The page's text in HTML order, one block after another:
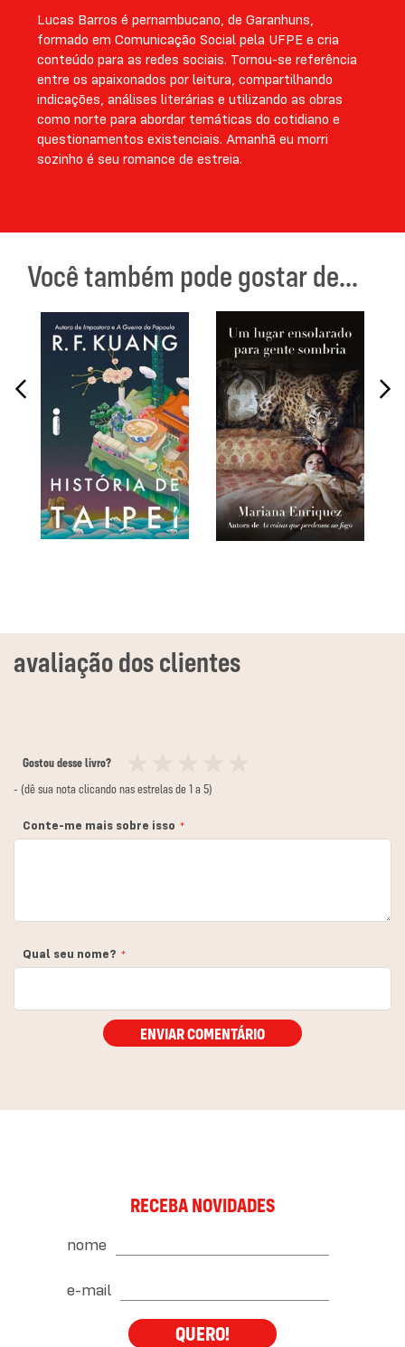
Lucas Barros é pernambucano, de Garanhuns,
formado em Comunicação Social pela UFPE e cria
conteúdo para as redes sociais. Tornou-se referência
entre os apaixonados por leitura, compartilhando
indicações, análises literárias e utilizando as obras
como norte para abordar temáticas do cotidiano e
questionamentos existenciais. Amanhã eu morri
sozinho é seu romance de estreia.
Você também pode gostar de...
Gostou desse livro?
12
3
4
5
- (dê sua nota clicando nas estrelas de 1 a 5)
Conte-me mais sobre isso
Qual seu nome?
ENVIAR COMENTÁRIO
RECEBA NOVIDADES
nome
e-mail
QUERO!